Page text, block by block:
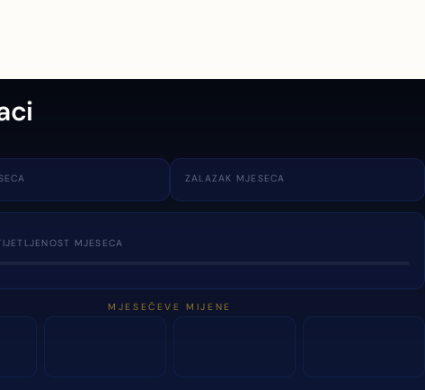
ZALAZAK MJESECA
MJESECA
MJESEČEVE MIJENE